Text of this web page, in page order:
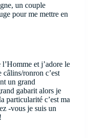
un couple
pour me mettre en
et j’adore le
câlins/ronron c’est
un grand
gabarit alors je
particularité c’est ma
-vous je suis un